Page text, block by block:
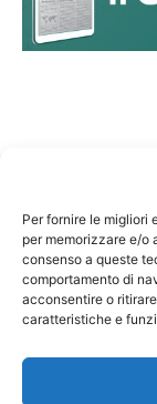
Per fornire le migliori
per memorizzare e/o
consenso a queste
comportamento di
acconsentire o
caratteristiche e